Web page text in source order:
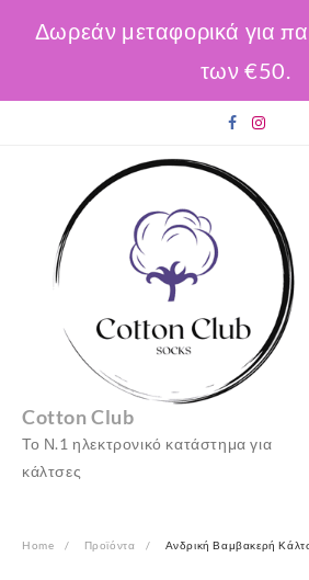
Δωρεάν μεταφορικά για
των €50.
Cotton Club
Το Ν.1 ηλεκτρονικό κατάστημα για
κάλτσες
Home Προϊόντα Ανδρική Βαμβακερή